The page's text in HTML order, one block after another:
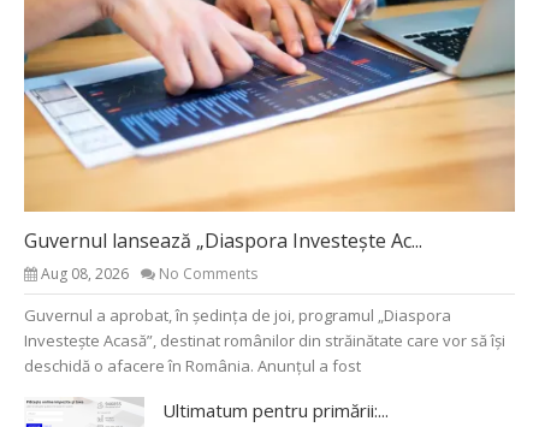
Guvernul lansează „Diaspora Investește Ac...
Aug 08, 2026 No Comments
Guvernul a aprobat, în ședința de joi, programul „Diaspora
Investește Acasă”, destinat românilor din străinătate care vor să își
deschidă o afacere în România. Anunțul a fost
Ultimatum pentru primării:...